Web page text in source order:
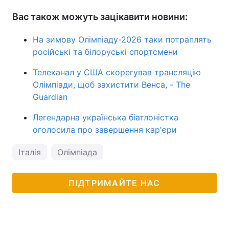
Вас також можуть зацікавити новини:
На зимову Олімпіаду-2026 таки потраплять
російські та білоруські спортсмени
Телеканал у США скорегував трансляцію
Олімпіади, щоб захистити Венса, - The
Guardian
Легендарна українська біатлоністка
оголосила про завершення карʼєри
Італія Олімпіада
ПІДТРИМАЙТЕ НАС